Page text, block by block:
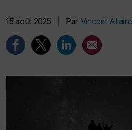
15 août 2025 Par Vincent Allaire